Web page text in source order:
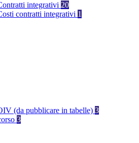
integrativi 20
contratti integrativi 1
(da pubblicare in tabelle) 3
3